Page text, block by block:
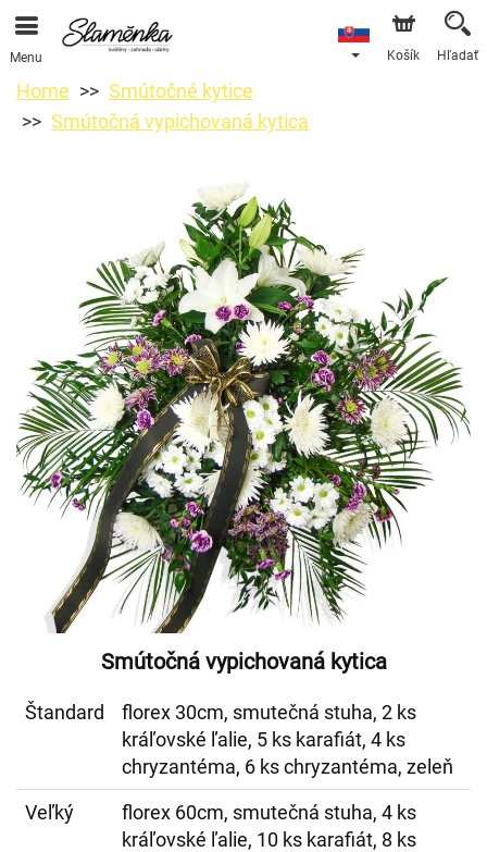
Menu Košík Hľadať
Home
Smútočné kytice
Smútočná vypichovaná kytica
Smútočná vypichovaná kytica
Štandard
florex 30cm, smutečná stuha, 2 ks
kráľovské ľalie, 5 ks karafiát, 4 ks
chryzantéma, 6 ks chryzantéma, zeleň
Veľký
florex 60cm, smutečná stuha, 4 ks
kráľovské ľalie, 10 ks karafiát, 8 ks